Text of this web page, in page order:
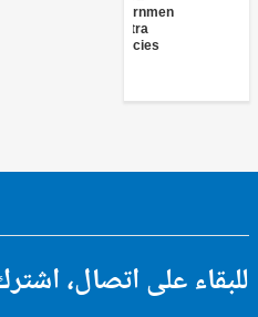
Government
(Central
Agencies
)
على اتصال، اشترك في: